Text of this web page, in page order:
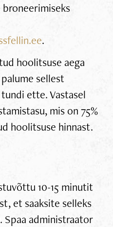
.
hoolitsuse aega
sellest
ette. Vastasel
mis on 75%
hoolitsuse hinnast.
10-15 minutit
et saaksite selleks
Spaa administraator